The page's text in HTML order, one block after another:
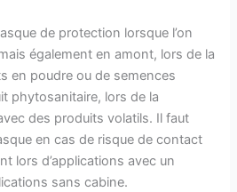
de protection lorsque l’on
également en amont, lors de la
en poudre ou de semences
phytosanitaire, lors de la
des produits volatils. Il faut
en cas de risque de contact
lors d’applications avec un
sans cabine.